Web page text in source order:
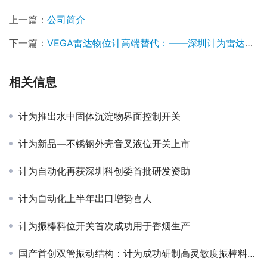
上一篇： 公司简介
下一篇： VEGA雷达物位计高端替代：——深圳计为雷达物位计在泰国LPG储罐项目成功应用
相关信息
计为推出水中固体沉淀物界面控制开关
计为新品—不锈钢外壳音叉液位开关上市
计为自动化再获深圳科创委首批研发资助
计为自动化上半年出口增势喜人
计为振棒料位开关首次成功用于香烟生产
国产首创双管振动结构：计为成功研制高灵敏度振棒料位开关